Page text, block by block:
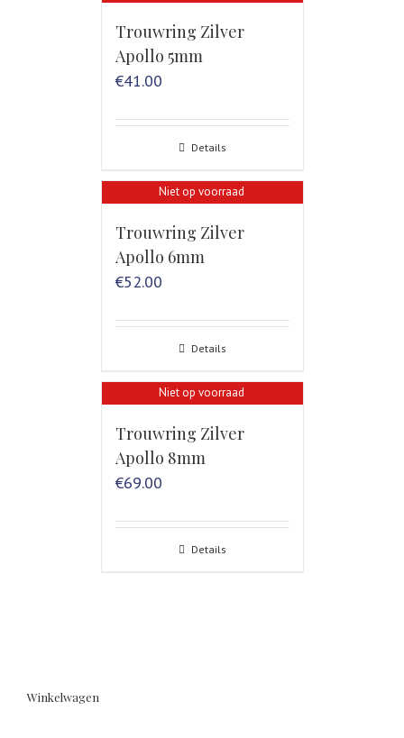
Trouwring Zilver
Apollo 5mm
€41.00
Details
Niet op voorraad
Trouwring Zilver
Apollo 6mm
€52.00
Details
Niet op voorraad
Trouwring Zilver
Apollo 8mm
€69.00
Details
Winkelwagen